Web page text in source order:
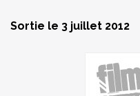
Sortie le 3 juillet 2012